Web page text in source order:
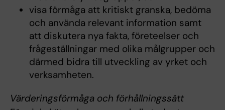
visa förmåga att kritiskt granska, bedöma
och använda relevant information samt
att diskutera nya fakta, företeelser och
frågeställningar med olika målgrupper och
därmed bidra till utveckling av yrket och
verksamheten.
Värderingsförmåga och förhållningssätt